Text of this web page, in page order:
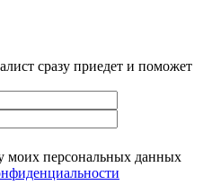
сразу приедет и поможет
моих персональных данных